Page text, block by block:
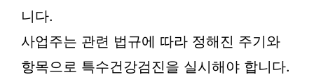
니다.
사업주는 관련 법규에 따라 정해진 주기와
항목으로 특수건강검진을 실시해야 합니다.